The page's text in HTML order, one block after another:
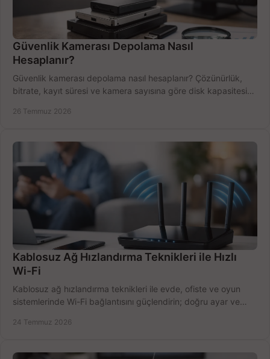
Güvenlik Kamerası Depolama Nasıl
Hesaplanır?
Güvenlik kamerası depolama nasıl hesaplanır? Çözünürlük,
bitrate, kayıt süresi ve kamera sayısına göre disk kapasitesini
26 Temmuz 2026
Kablosuz Ağ Hızlandırma Teknikleri ile Hızlı
Wi-Fi
Kablosuz ağ hızlandırma teknikleri ile evde, ofiste ve oyun
sistemlerinde Wi-Fi bağlantısını güçlendirin; doğru ayar ve
24 Temmuz 2026